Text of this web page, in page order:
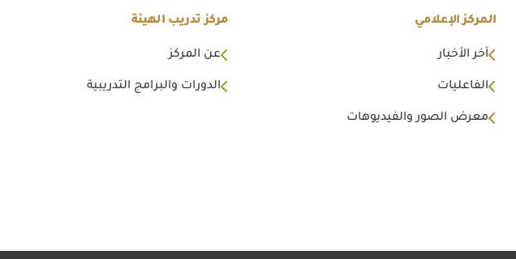
المركز الإعلامي
آخر الأخبار
الفاعليات
معرض الصور والفيديوهات
مركز تدريب الهيئة
عن المركز
الدورات والبرامج التدريبية